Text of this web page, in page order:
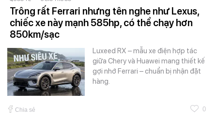
Trông rất Ferrari nhưng tên nghe như Lexus,
chiếc xe này mạnh 585hp, có thể chạy hơn
850km/sạc
Luxeed RX – mẫu xe điện hợp tác
giữa Chery và Huawei mang thiết kế
gợi nhớ Ferrari – chuẩn bị nhận đặt
hàng.
Chia sẻ 0